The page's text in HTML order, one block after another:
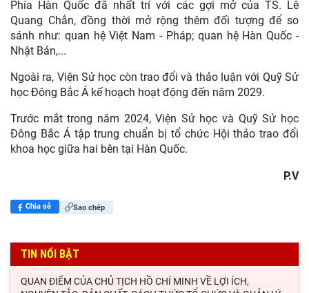
Phía Hàn Quốc đã nhất trí với các gợi mở của TS. Lê
Quang Chắn, đồng thời mở rộng thêm đối tượng để so
sánh như: quan hệ Việt Nam - Pháp; quan hệ Hàn Quốc -
Nhật Bản,...
Ngoài ra, Viện Sử học còn trao đổi và thảo luận với Quỹ Sử
học Đông Bắc Á kế hoạch hoạt động đến năm 2029.
Trước mắt trong năm 2024, Viện Sử học và Quỹ Sử học
Đông Bắc Á tập trung chuẩn bị tổ chức Hội thảo trao đổi
khoa học giữa hai bên tại Hàn Quốc.
P.V
Chia sẻ Sao chép
TIN NỔI BẬT
QUAN ĐIỂM CỦA CHỦ TỊCH HỒ CHÍ MINH VỀ LỢI ÍCH,